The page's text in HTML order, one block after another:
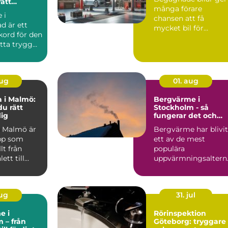
i
är ett
för den
trygg
många förare
chansen att få
mycket bil för
i Malmö:
rätt
Malmö är
som
från
till
01. aug
Bergvärme i
Stockholm - så
fungerar det och
Bergvärme har blivit
ett av de mest
populära
i
– från
31. jul
Rörinspektion
Göteborg: tryggare